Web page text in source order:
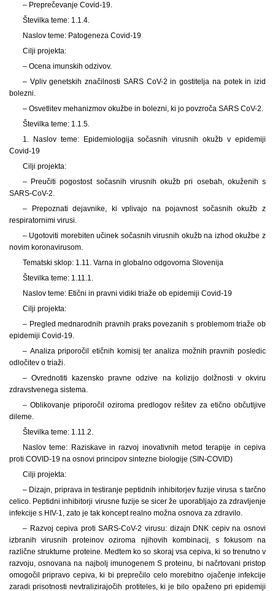
– Preprečevanje Covid-19.
Številka teme: 1.1.4.
Naslov teme: Patogeneza Covid-19
Cilji projekta:
– Ocena imunskih odzivov.
– Vpliv genetskih značilnosti SARS CoV-2 in gostitelja na potek in izid
bolezni.
– Osvetlitev mehanizmov okužbe in bolezni, ki jo povzroča SARS CoV-2.
Številka teme: 1.1.5.
1. Naslov teme: Epidemiologija sočasnih virusnih okužb v epidemiji
Covid-19
Cilji projekta:
– Preučiti pogostost sočasnih virusnih okužb pri osebah, okuženih s
SARS-CoV-2.
– Prepoznati dejavnike, ki vplivajo na pojavnost sočasnih okužb z
respiratornimi virusi.
– Ugotoviti morebiten učinek sočasnih virusnih okužb na izhod okužbe z
novim koronavirusom.
Tematski sklop: 1.11. Varna in globalno odgovorna Slovenija
Številka teme: 1.11.1.
Naslov teme: Etični in pravni vidiki triaže ob epidemiji Covid-19
Cilji projekta:
– Pregled mednarodnih pravnih praks povezanih s problemom triaže ob
epidemiji Covid-19.
– Analiza priporočil etičnih komisij ter analiza možnih pravnih posledic
odločitev o triaži.
– Ovrednotiti kazensko pravne odzive na kolizijo dolžnosti v okviru
zdravstvenega sistema.
– Oblikovanje priporočil oziroma predlogov rešitev za etično občutljive
dileme.
Številka teme: 1.11.2.
Naslov teme: Raziskave in razvoj inovativnih metod terapije in cepiva
proti COVID-19 na osnovi principov sintezne biologije (SIN-COVID)
Cilji projekta:
– Dizajn, priprava in testiranje peptidnih inhibitorjev fuzije virusa s tarčno
celico. Peptidni inhibitorji virusne fuzije se sicer že uporabljajo za zdravljenje
infekcije s HIV-1, zato je tak koncept realno možna osnova za zdravilo.
– Razvoj cepiva proti SARS-CoV-2 virusu: dizajn DNK cepiv na osnovi
izbranih virusnih proteinov oziroma njihovih kombinacij, s fokusom na
različne strukturne proteine. Medtem ko so skoraj vsa cepiva, ki so trenutno v
razvoju, osnovana na najbolj imunogenem S proteinu, bi načrtovani pristop
omogočil pripravo cepiva, ki bi preprečilo celo morebitno ojačenje infekcije
zaradi prisotnosti nevtralizirajočih protiteles, ki je bilo opaženo pri epidemiji